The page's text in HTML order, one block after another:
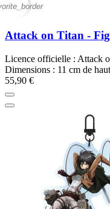
Attack on Titan -
Licence officielle : Attack
Dimensions : 11 cm de
55,90 €